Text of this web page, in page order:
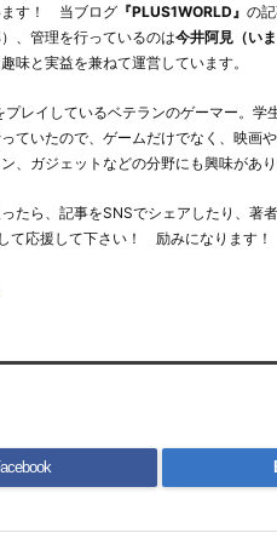
ます！ 当ブログ『PLUS1WORLD』 の
、管理を行っているのは今井阿見（いま
味と実益を兼ねて運営しています。
レイしているベテランのゲーマー。学
ていたので、ゲームだけでなく、映画
、ガジェットなどの分野にも興味があり
たら、記事をSNSでシェアしたり、著者
て応援して下さい！ 励みになります！